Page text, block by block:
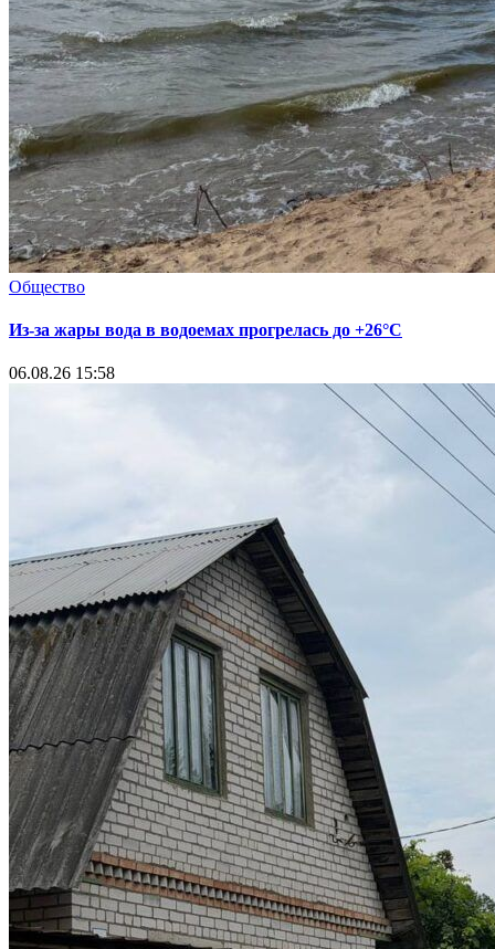
Общество
Из-за жары вода в водоемах прогрелась до +26°C
06.08.26 15:58